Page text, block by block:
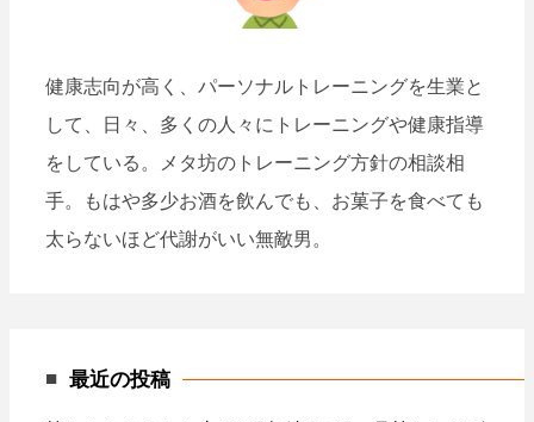
健康志向が高く、パーソナルトレーニングを生業と
して、日々、多くの人々にトレーニングや健康指導
をしている。メタ坊のトレーニング方針の相談相
手。もはや多少お酒を飲んでも、お菓子を食べても
太らないほど代謝がいい無敵男。
最近の投稿